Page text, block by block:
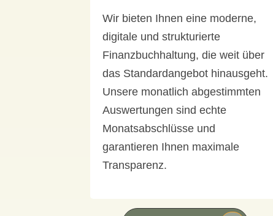
Wir bieten Ihnen eine moderne,
digitale und strukturierte
Finanzbuchhaltung, die weit über
das Standardangebot hinausgeht.
Unsere monatlich abgestimmten
Auswertungen sind echte
Monatsabschlüsse und
garantieren Ihnen maximale
Transparenz.